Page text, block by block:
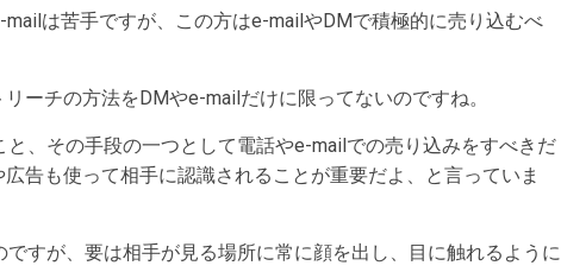
は苦手ですが、この方はe-mailやDMで積極的に売り込むべ
ーチの方法をDMやe-mailだけに限ってないのですね。
、その手段の一つとして電話やe-mailでの売り込みをすべきだ
告も使って相手に認識されることが重要だよ、と言っていま
すが、要は相手が見る場所に常に顔を出し、目に触れるように